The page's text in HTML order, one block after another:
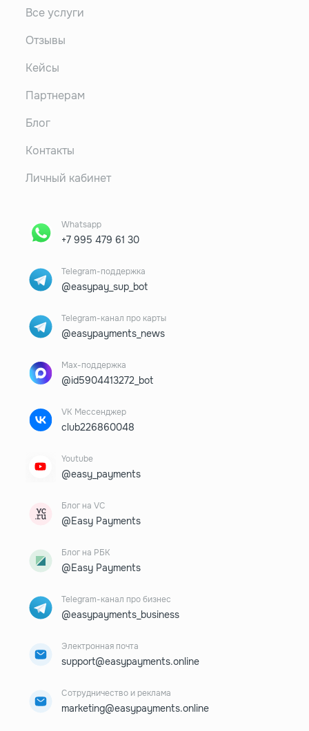
Все услуги
Отзывы
Кейсы
Партнерам
Блог
Контакты
Личный кабинет
Whatsapp
+7 995 479 61 30
Telegram-поддержка
@easypay_sup_bot
Telegram-канал про карты
@easypayments_news
Max-поддержка
@id5904413272_bot
VK Мессенджер
club226860048
Youtube
@easy_payments
Блог на VC
@Easy Payments
Блог на РБК
@Easy Payments
Telegram-канал про бизнес
@easypayments_business
Электронная почта
support@easypayments.online
Сотрудничество и реклама
marketing@easypayments.online